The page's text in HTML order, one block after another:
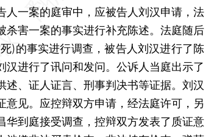
一案的庭审中，应被告人刘汉申请，法
杀害一案的事实进行补充陈述。法庭随后
)的事实进行调查，被告人刘汉进行了陈
汉进行了讯问和发问。公诉人当庭出示了
述、证人证言、刑事判决书等证据。刘汉
意见。应控辩双方申请，经法庭许可，另
华到庭接受调查，控辩双方发表了质证意